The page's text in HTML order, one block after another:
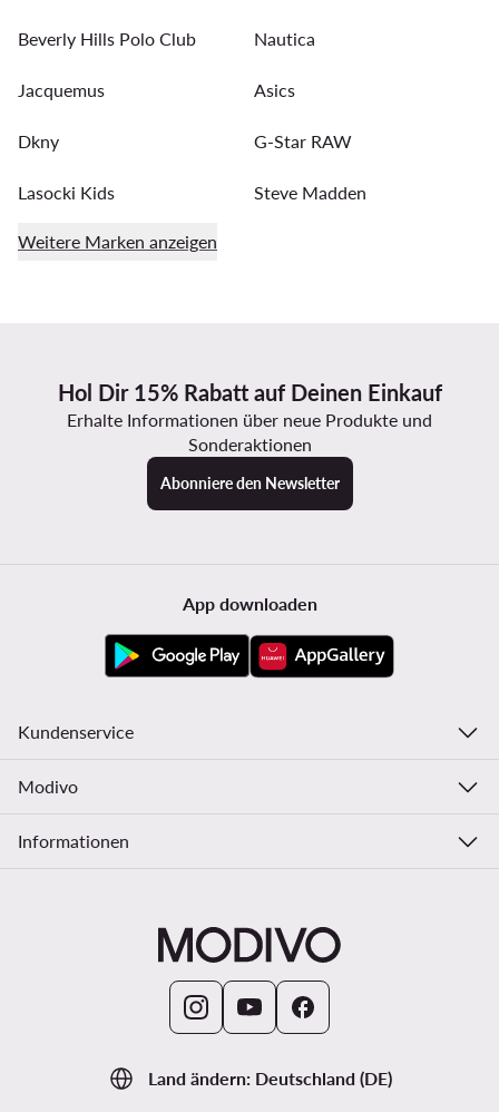
Beverly Hills Polo Club Nautica
Jacquemus Asics
Dkny G-Star RAW
Lasocki Kids Steve Madden
Weitere Marken anzeigen
Hol Dir 15% Rabatt auf Deinen Einkauf
Erhalte Informationen über neue Produkte und
Sonderaktionen
Abonniere den Newsletter
Land ändern: Deutschland (DE)
App downloaden
Kundenservice
Modivo
Informationen